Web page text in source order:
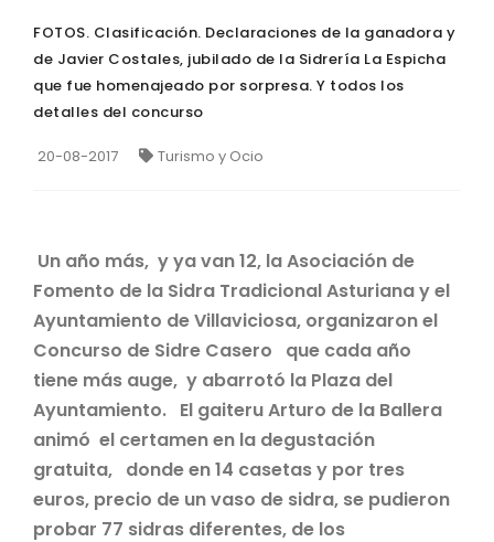
FOTOS. Clasificación. Declaraciones de la ganadora y
de Javier Costales, jubilado de la Sidrería La Espicha
que fue homenajeado por sorpresa. Y todos los
detalles del concurso
20-08-2017 Turismo y Ocio
Un año más, y ya van 12, la Asociación de
Fomento de la Sidra Tradicional Asturiana y el
Ayuntamiento de Villaviciosa, organizaron el
Concurso de Sidre Casero que cada año
tiene más auge, y abarrotó la Plaza del
Ayuntamiento. El gaiteru Arturo de la Ballera
animó el certamen en la degustación
gratuita, donde en 14 casetas y por tres
euros, precio de un vaso de sidra, se pudieron
probar 77 sidras diferentes, de los